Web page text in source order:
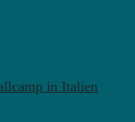
in Italien